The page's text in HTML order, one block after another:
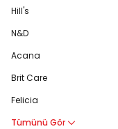
Hill's
N&D
Acana
Brit Care
Felicia
Tümünü Gör